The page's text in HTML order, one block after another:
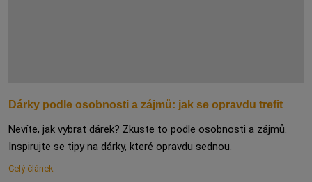
Dárky podle osobnosti a zájmů: jak se opravdu trefit
Nevíte, jak vybrat dárek? Zkuste to podle osobnosti a zájmů.
Inspirujte se tipy na dárky, které opravdu sednou.
Celý článek